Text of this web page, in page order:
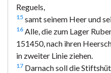
Reguels,
15 samt seinem Heer und
16 Alle, die zum Lager
151450, nach ihren
in zweiter Linie ziehen.
17 Darnach soll die